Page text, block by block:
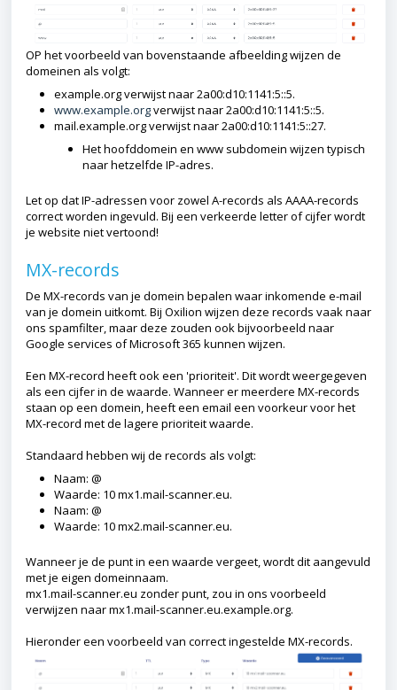
OP het voorbeeld van bovenstaande afbeelding wijzen de
domeinen als volgt:
example.org verwijst naar 2a00:d10:1141:5::5.
www.example.orgverwijst naar 2a00:d10:1141:5::5.
mail.example.org verwijst naar 2a00:d10:1141:5::27.
Het hoofddomein en www subdomein wijzen typisch
naar hetzelfde IP-adres.
Let op dat IP-adressen voor zowel A-records als AAAA-records
correct worden ingevuld. Bij een verkeerde letter of cijfer wordt
je website niet vertoond!
MX-records
De MX-records van je domein bepalen waar inkomende e-mail
van je domein uitkomt. Bij Oxilion wijzen deze records vaak naar
ons spamfilter, maar deze zouden ook bijvoorbeeld naar
Google services of Microsoft 365 kunnen wijzen.
Een MX-record heeft ook een 'prioriteit'. Dit wordt weergegeven
als een cijfer in de waarde. Wanneer er meerdere MX-records
staan op een domein, heeft een email een voorkeur voor het
MX-record met de lagere prioriteit waarde.
Standaard hebben wij de records als volgt:
Naam: @
Waarde: 10 mx1.mail-scanner.eu.
Naam: @
Waarde: 10 mx2.mail-scanner.eu.
Wanneer je de punt in een waarde vergeet, wordt dit aangevuld
met je eigen domeinnaam.
mx1.mail-scanner.eu zonder punt, zou in ons voorbeeld
verwijzen naar mx1.mail-scanner.eu.example.org.
Hieronder een voorbeeld van correct ingestelde MX-records.